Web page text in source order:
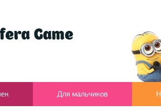
Для мальчиков